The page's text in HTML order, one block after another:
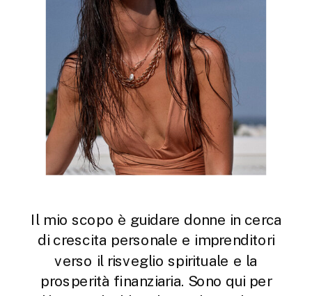
Il mio scopo è guidare donne in cerca
di crescita personale e imprenditori
verso il risveglio spirituale e la
prosperità finanziaria. Sono qui per